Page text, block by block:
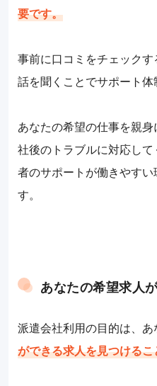
要です。
事前に口コミをチェック
話を聞くことでサポート体
あなたの希望の仕事を親
社後のトラブルに対応し
者のサポートが働きやす
す。
あなたの希望求人
派遣会社利用の目的は、あ
ができる求人を見つけるこ